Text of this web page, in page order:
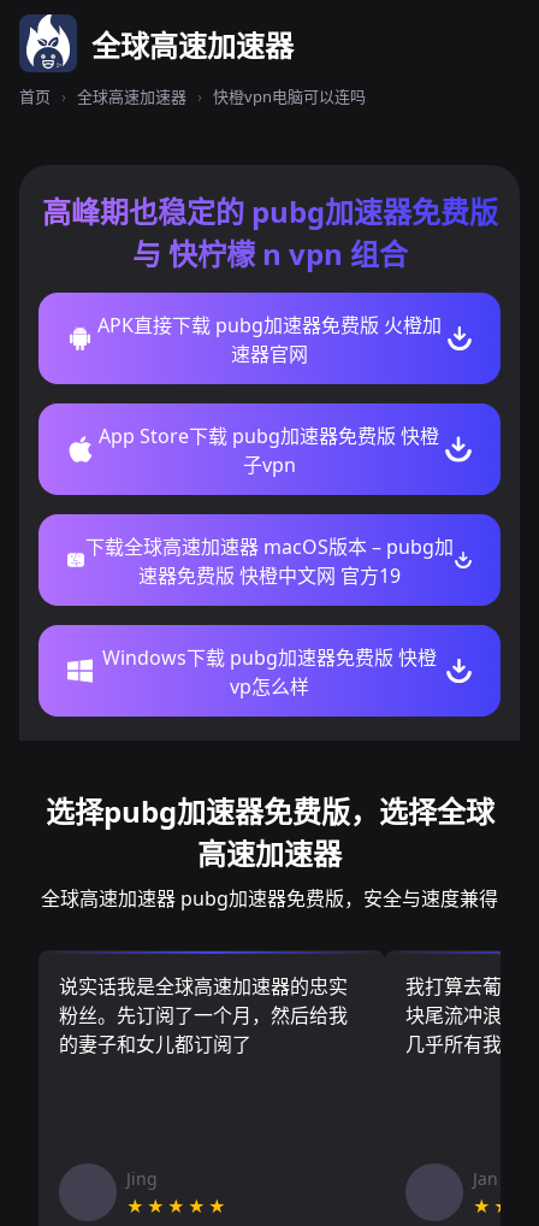
全球高速加速器
首页 › 全球高速加速器 › 快橙vpn电脑可以连吗
高峰期也稳定的 pubg加速器免费版
与 快柠檬 n vpn 组合
APK直接下载 pubg加速器免费版 火橙加
速器官网
App Store下载 pubg加速器免费版 快橙
子vpn
下载全球高速加速器 macOS版本 – pubg加
速器免费版 快橙中文网 官方19
Windows下载 pubg加速器免费版 快橙
vp怎么样
选择pubg加速器免费版，选择全球
高速加速器
全球高速加速器 pubg加速器免费版，安全与速度兼得
说实话我是全球高速加速器的忠实
粉丝。先订阅了一个月，然后给我
的妻子和女儿都订阅了
Jing
★★★★★
我打算去葡萄
块尾流冲浪板
几乎所有我需
Jan V